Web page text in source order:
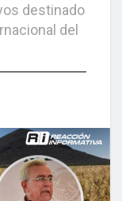
destinado
del